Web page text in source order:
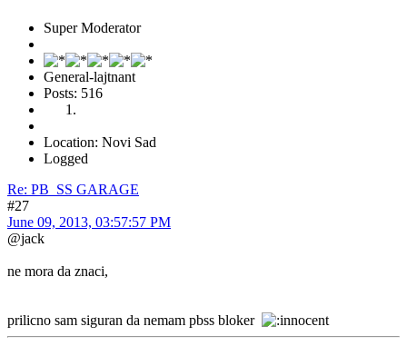
Super Moderator
General-lajtnant
Posts: 516
Location: Novi Sad
Logged
Re: PB_SS GARAGE
#27
June 09, 2013, 03:57:57 PM
@jack
ne mora da znaci,
prilicno sam siguran da nemam pbss bloker